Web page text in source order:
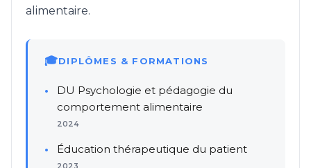
alimentaire.
DIPLÔMES & FORMATIONS
DU Psychologie et pédagogie du
comportement alimentaire
2024
Éducation thérapeutique du patient
2023